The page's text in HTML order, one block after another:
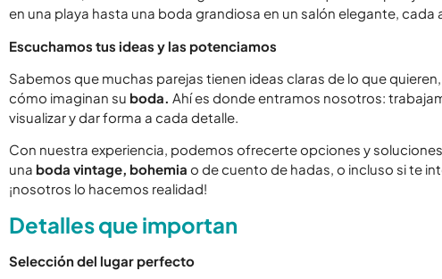
en una playa hasta una boda grandiosa en un salón elegante,
Escuchamos tus ideas y las potenciamos
Sabemos que muchas parejas tienen ideas claras de lo que
cómo imaginan su boda. Ahí es donde entramos nosotros:
visualizar y dar forma a cada detalle.
Con nuestra experiencia, podemos ofrecerte opciones y
una boda vintage, bohemia o de cuento de hadas, o incluso si te
¡nosotros lo hacemos realidad!
Detalles que importan
Selección del lugar perfecto